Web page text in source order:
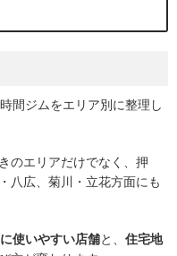
間ジムをエリア別に整理し
のエリアだけでなく、押
八広、菊川・立花方面にも
使いやすい店舗と、 住宅地